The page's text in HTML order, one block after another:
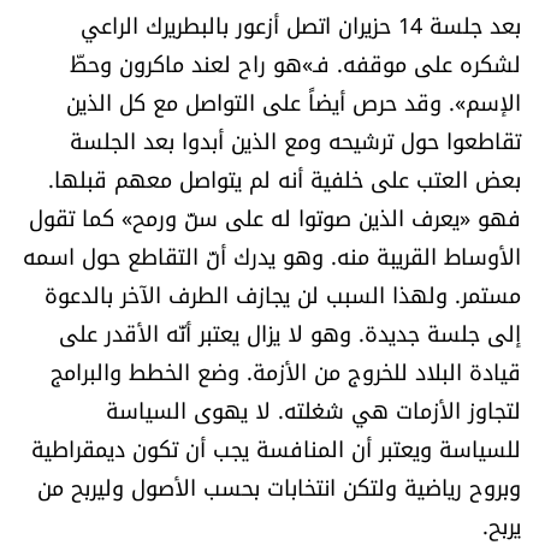
بعد جلسة 14 حزيران اتصل أزعور بالبطريرك الراعي
لشكره على موقفه. فـ»هو راح لعند ماكرون وحطّ
الإسم». وقد حرص أيضاً على التواصل مع كل الذين
تقاطعوا حول ترشيحه ومع الذين أبدوا بعد الجلسة
بعض العتب على خلفية أنه لم يتواصل معهم قبلها.
فهو «يعرف الذين صوتوا له على سنّ ورمح» كما تقول
الأوساط القريبة منه. وهو يدرك أنّ التقاطع حول اسمه
مستمر. ولهذا السبب لن يجازف الطرف الآخر بالدعوة
إلى جلسة جديدة. وهو لا يزال يعتبر أنّه الأقدر على
قيادة البلاد للخروج من الأزمة. وضع الخطط والبرامج
لتجاوز الأزمات هي شغلته. لا يهوى السياسة
للسياسة ويعتبر أن المنافسة يجب أن تكون ديمقراطية
وبروح رياضية ولتكن انتخابات بحسب الأصول وليربح من
يربح.